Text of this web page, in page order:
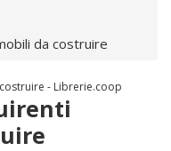
da costruire